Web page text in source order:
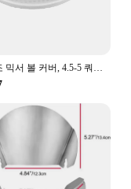
Features**
only
user
any
set included in
for the mixer
during
it easy for
to achieve
a valuable
주방 보조 믹서 볼 커버, 4.5-5 쿼트 틸트 헤드 스탠드, 믹서 볼 커버 뚜껑, 1 개, 2 개